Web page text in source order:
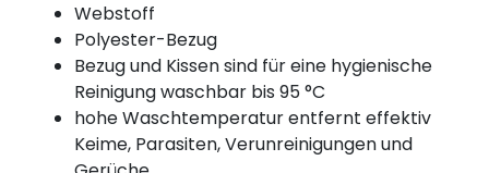
Webstoff
Polyester-Bezug
Bezug und Kissen sind für eine hygienische
Reinigung waschbar bis 95 °C
hohe Waschtemperatur entfernt effektiv
Keime, Parasiten, Verunreinigungen und